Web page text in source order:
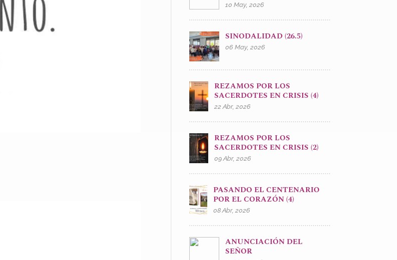
10 May, 2026
SINODALIDAD (26.5)
06 May, 2026
REZAMOS POR LOS
SACERDOTES EN CRISIS (4)
22 Abr, 2026
REZAMOS POR LOS
SACERDOTES EN CRISIS (2)
09 Abr, 2026
PASANDO EL CENTENARIO
POR EL CORAZÓN (4)
08 Abr, 2026
ANUNCIACIÓN DEL
SEÑOR